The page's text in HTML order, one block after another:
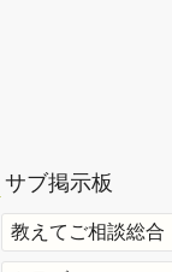
サブ掲示板
教えてご相談総合